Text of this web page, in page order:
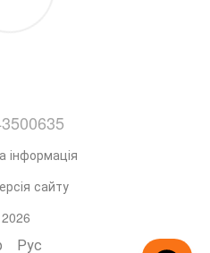
інформація
сайту
Рус